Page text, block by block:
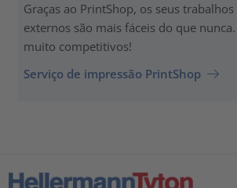
Graças ao PrintShop, os seus
externos são mais fáceis do que
muito competitivos!
Serviço de impressão PrintShop